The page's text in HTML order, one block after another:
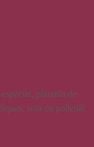
plantilla de
sola de polietilè